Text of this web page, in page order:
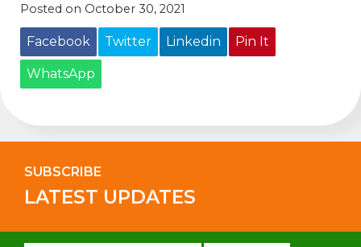
Posted on October 30, 2021
Facebook Twitter Linkedin Pin It
WhatsApp
SUBSCRIBE
LATEST UPDATES